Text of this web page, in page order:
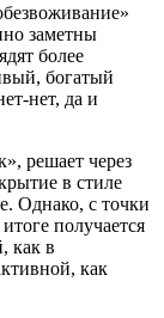
заметны
более
богатый
нет, да и
решает через
в стиле
Однако, с точки
получается
как в
как